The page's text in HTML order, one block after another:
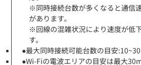
※同時接続台数が多くなると通信
があります。
※回線の混雑状況により速度が低
す。
●最大同時接続可能台数の目安:10~30
●Wi-Fiの電波エリアの目安は最大